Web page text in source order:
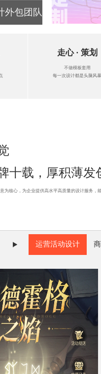
外包团队
走心 · 策划
不做模板套用
每一次设计都是头脑风暴
十载，厚积薄发
为核心，为企业提供高水平高质量的设计服务，
运营活动设计